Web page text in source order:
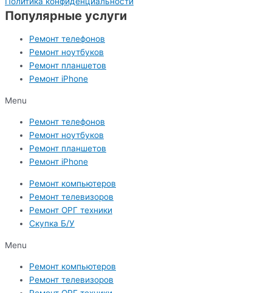
Популярные услуги
Ремонт телефонов
Ремонт ноутбуков
Ремонт планшетов
Ремонт iPhone
Menu
Ремонт телефонов
Ремонт ноутбуков
Ремонт планшетов
Ремонт iPhone
Ремонт компьютеров
Ремонт телевизоров
Ремонт ОРГ техники
Скупка Б/У
Menu
Ремонт компьютеров
Ремонт телевизоров